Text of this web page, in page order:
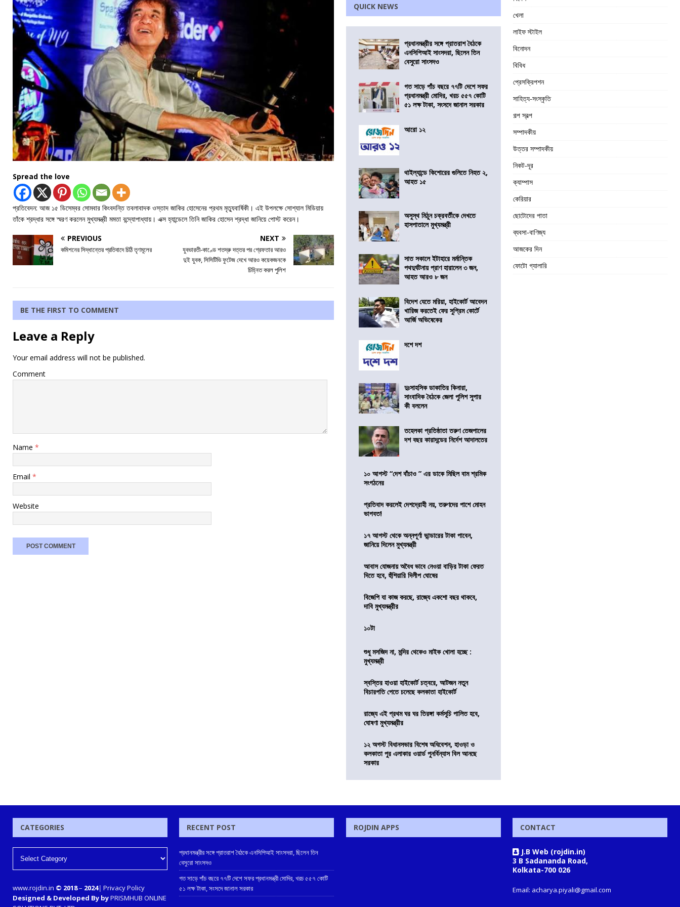
Spread the love
প্রতিবেদন: আজ ১৫ ডিসেম্বর সোমবার কিংবদন্তি তবলাবাদক ওস্তাদ জাকির হোসেনের প্রথম মৃত্যুবার্ষিকী। এই উপলক্ষে সোশ্যাল মিডিয়ায়
তাঁকে শ্রদ্ধার সঙ্গে স্মরণ করলেন মুখ্যমন্ত্রী মমতা বন্দ্যোপাধ্যায়। এক্স হ্যান্ডেলে তিনি জাকির হোসেন শ্রদ্ধা জানিয়ে পোস্ট করেন।
PREVIOUS
কমিশনের সিদ্ধান্তের প্রতিবাদে চিঠি তৃণমূলের
NEXT
যুবভারতী-কাণ্ডে শতদ্রু দত্তর পর গ্রেফতার আরও
দুই যুবক, সিসিটিভি ফুটেজ দেখে আরও কয়েকজনকে
চিহ্নিত করল পুলিশ
BE THE FIRST TO COMMENT
Leave a Reply
Your email address will not be published.
Comment
Name *
Email *
Website
QUICK NEWS
প্রধানমন্ত্রীর সঙ্গে প্রাতরাশ বৈঠকে
এনসিপিআই সাংসদরা, ছিলেন তিন
বেসুরো সাংসদও
গত সাড়ে পাঁচ বছরে ৭৭টি দেশে সফর
প্রধানমন্ত্রী মোদির, খরচ ৫৫৭ কোটি
৫১ লক্ষ টাকা, সংসদে জানাল সরকার
আরো ১২
থাইল্যান্ডে কিশোরের গুলিতে নিহত ২,
আহত ১৫
অসুস্থ মিঠুন চক্রবর্তীকে দেখতে
হাসপাতালে মুখ্যমন্ত্রী
সাত সকালে ইটাহারে মর্মান্তিক
পথদুর্ঘটনায় প্রাণ হারালেন ৩ জন,
আহত আরও ৮ জন
বিদেশ যেতে মরিয়া, হাইকোর্ট আবেদন
খারিজ করতেই ফের সুপ্রিম কোর্টে
আর্জি অভিষেকের
দশে দশ
দুঃসাহসিক ডাকাতির কিনারা,
সাংবাদিক বৈঠকে জেলা পুলিশ সুপার
কী বললেন
তহেলকা প্রতিষ্ঠাতা তরুণ তেজপালের
দশ বছর কারাদন্ডের নির্দেশ আদালতের
১০ আগস্ট “দেশ বাঁচাও ” এর ডাকে মিছিল বাম শ্রমিক
সংগঠনের
প্রতিবাদ করলেই দেশদ্রোহী নয়, তরুণদের পাশে মোহন
ভাগবত!
১৭ আগস্ট থেকে অন্নপূর্ণা ভান্ডারের টাকা পাবেন,
জানিয়ে দিলেন মুখ্যমন্ত্রী
আবাস যোজনায় অবৈধ ভাবে নেওয়া বাড়ির টাকা ফেরত
দিতে হবে, হুঁশিয়ারি দিলীপ ঘোষের
বিজেপি যা কাজ করছে, রাজ্যে একশো বছর থাকবে,
দাবি মুখ্যমন্ত্রীর
১০টা
শুধু মসজিদ না, মন্দির থেকেও মাইক খোলা হচ্ছে :
মুখ্যমন্ত্রী
স্বস্তির হাওয়া হাইকোর্ট চত্বরে, আটজন নতুন
বিচারপতি পেতে চলেছে কলকাতা হাইকোর্ট
রাজ্যে এই প্রথম ঘর ঘর তিরঙ্গা কর্মসূচি পালিত হবে,
ঘোষণা মুখ্যমন্ত্রীর
১২ অগস্ট বিধানসভার বিশেষ অধিবেশন, হাওড়া ও
কলকাতা পুর এলাকার ওয়ার্ড পুনর্বিন্যাস বিল আনছে
সরকার
খেলা
লাইফ স্টাইল
বিনোদন
বিবিধ
প্রেসক্রিপশন
সাহিত্য-সংস্কৃতি
গল্প স্বল্প
সম্পাদকীয়
উত্তর সম্পাদকীয়
নিকট-দূর
ক্যাম্পাস
কেরিয়ার
ছোটোদের পাতা
ব্যবসা-বাণিজ্য
আজকের দিন
ফোটো গ্যালারি
CATEGORIES
www.rojdin.in © 2018– 2024| Privacy Policy
Designed & Developed By byPRISMHUB ONLINE
RECENT POST
প্রধানমন্ত্রীর সঙ্গে প্রাতরাশ বৈঠকে এনসিপিআই সাংসদরা, ছিলেন তিন
বেসুরো সাংসদও
গত সাড়ে পাঁচ বছরে ৭৭টি দেশে সফর প্রধানমন্ত্রী মোদির, খরচ ৫৫৭ কোটি
৫১ লক্ষ টাকা, সংসদে জানাল সরকার
ROJDIN APPS CONTACT
J.B Web (rojdin.in)
3 B Sadananda Road,
Kolkata-700 026
Email: acharya.piyali@gmail.com